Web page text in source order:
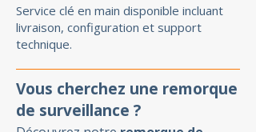
Service clé en main disponible incluant
livraison, configuration et support
technique.
Vous cherchez une remorque
de surveillance ?